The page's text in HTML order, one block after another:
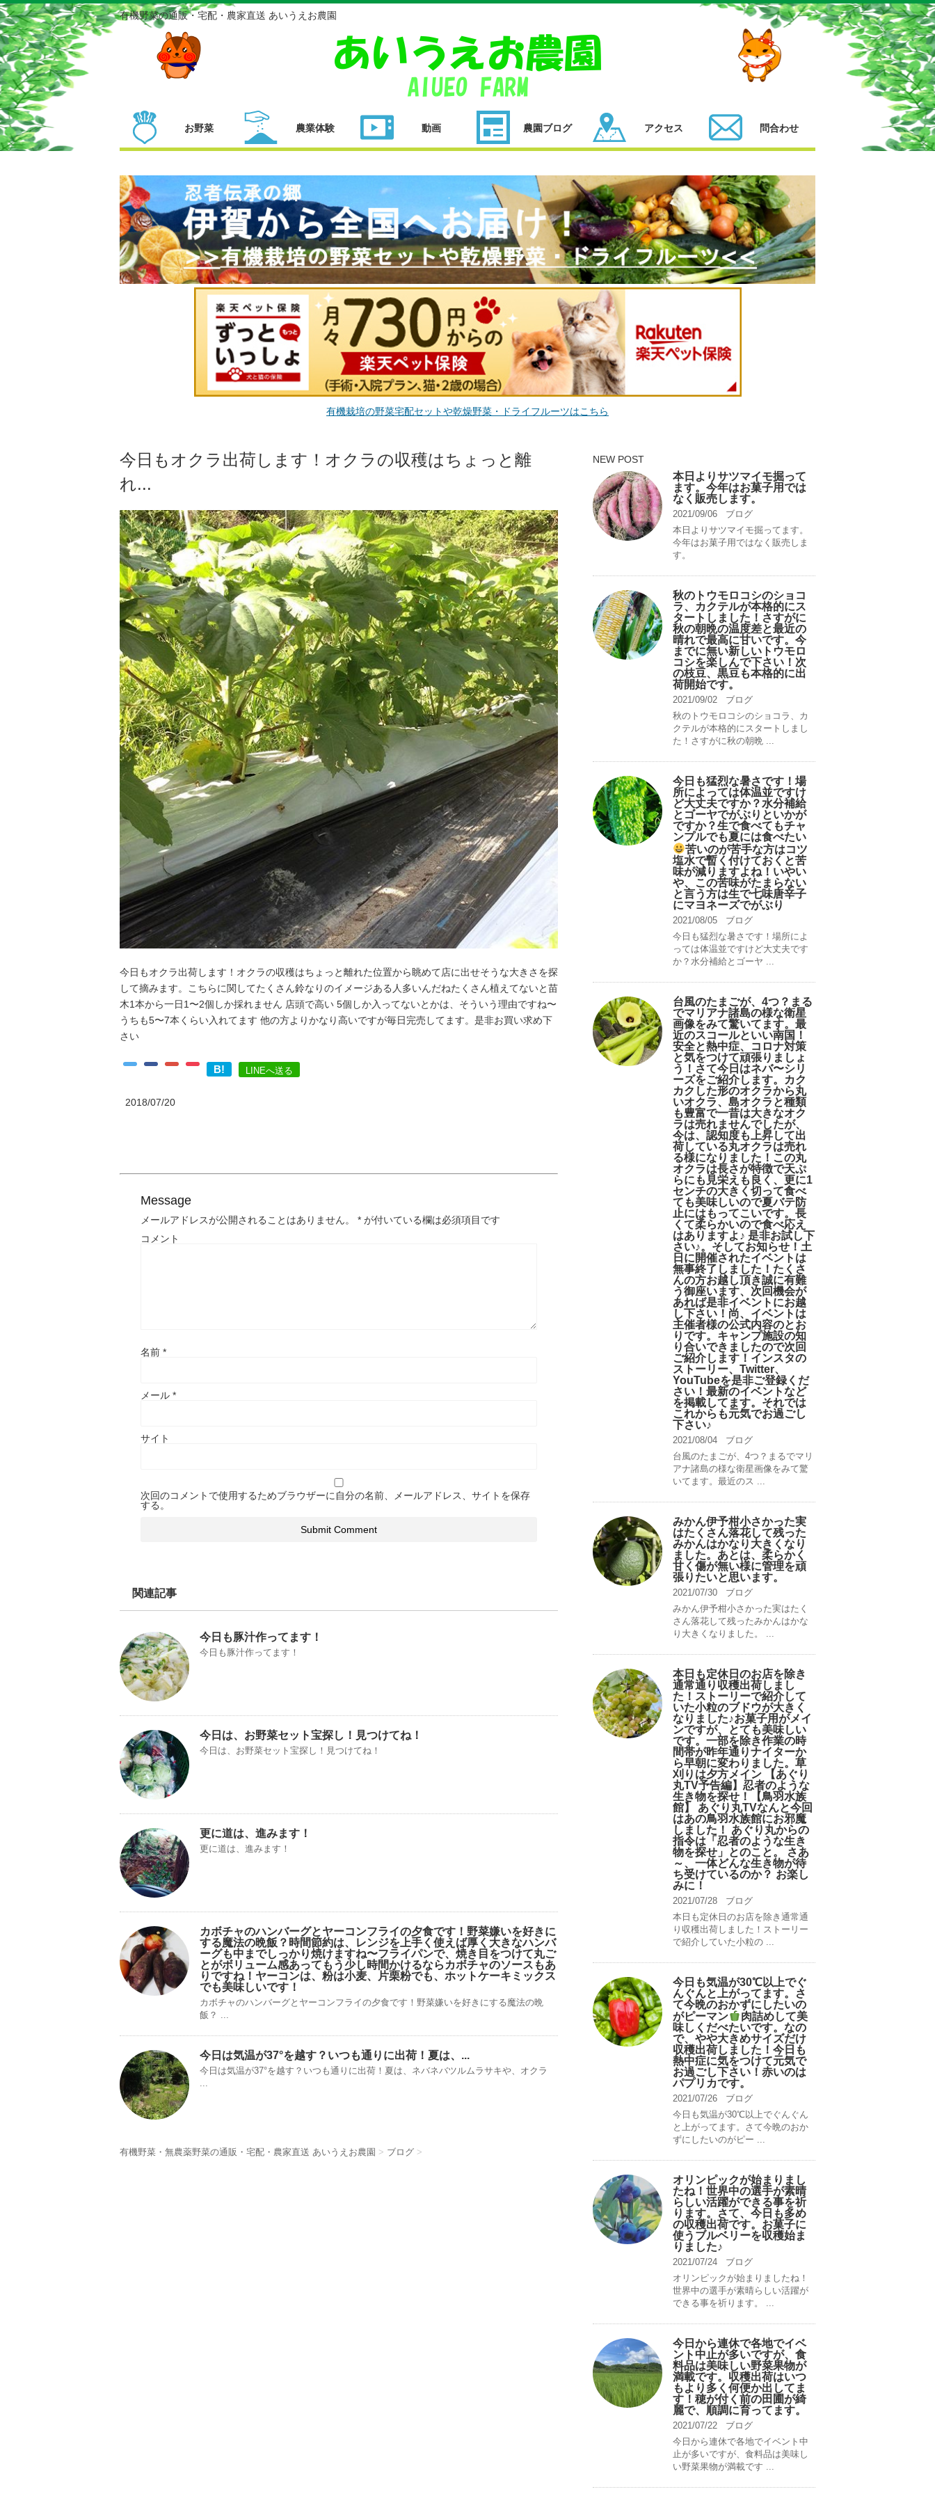
有機野菜の通販・宅配・農家直送 あいうえお農園
お野菜 農業体験 動画 農園ブログ アクセス 問合わせ
有機栽培の野菜宅配セットや乾燥野菜・ドライフルーツはこちら
今日もオクラ出荷します！オクラの収穫はちょっと離
れ...
今日もオクラ出荷します！オクラの収穫はちょっと離れた位置から眺めて店に出せそうな大きさを探
して摘みます。こちらに関してたくさん鈴なりのイメージある人多いんだねたくさん植えてないと苗
木1本から一日1〜2個しか採れません 店頭で高い 5個しか入ってないとかは、そういう理由ですね〜
うちも5〜7本くらい入れてます 他の方よりかなり高いですが毎日完売してます。是非お買い求め下
さい
B! LINEへ送る
2018/07/20
Message
メールアドレスが公開されることはありません。 * が付いている欄は必須項目です
コメント
名前 *
メール *
サイト
次回のコメントで使用するためブラウザーに自分の名前、メールアドレス、サイトを保存
する。
関連記事
今日も豚汁作ってます！
今日も豚汁作ってます！
今日は、お野菜セット宝探し！見つけてね！
今日は、お野菜セット宝探し！見つけてね！
更に道は、進みます！
更に道は、進みます！
カボチャのハンバーグとヤーコンフライの夕食です！野菜嫌いを好きに
する魔法の晩飯？時間節約は、レンジを上手く使えば厚く大きなハンバ
ーグも中までしっかり焼けますね〜フライパンで、焼き目をつけて丸ご
とがボリューム感あってもう少し時間かけるならカボチャのソースもあ
りですね！ヤーコンは、粉は小麦、片栗粉でも、ホットケーキミックス
でも美味しいです！
カボチャのハンバーグとヤーコンフライの夕食です！野菜嫌いを好きにする魔法の晩
飯？ ...
今日は気温が37°を越す？いつも通りに出荷！夏は、...
今日は気温が37°を越す？いつも通りに出荷！夏は、ネバネバツルムラサキや、オクラ
有機野菜・無農薬野菜の通販・宅配・農家直送 あいうえお農園 > ブログ >
NEW POST
本日よりサツマイモ掘って
ます。今年はお菓子用では
なく販売します。
2021/09/06
ブログ
本日よりサツマイモ掘ってます。
今年はお菓子用ではなく販売しま
す。
秋のトウモロコシのショコ
ラ、カクテルが本格的にス
タートしました！さすがに
秋の朝晩の温度差と最近の
晴れで最高に甘いです。今
までに無い新しいトウモロ
コシを楽しんで下さい！次
の枝豆、黒豆も本格的に出
荷開始です。
2021/09/02
ブログ
秋のトウモロコシのショコラ、カ
クテルが本格的にスタートしまし
た！さすがに秋の朝晩 ...
今日も猛烈な暑さです！場
所によっては体温並ですけ
ど大丈夫ですか？水分補給
とゴーヤでがぶりといかが
ですか？生で食べてもチャ
ンプルでも夏には食べたい
苦いのが苦手な方はコツ
塩水で暫く付けておくと苦
味が減りますよね！いやい
や、この苦味がたまらない
と言う方は生で七味唐辛子
にマヨネーズでがぶり
2021/08/05
ブログ
今日も猛烈な暑さです！場所によ
っては体温並ですけど大丈夫です
か？水分補給とゴーヤ ...
台風のたまごが、4つ？まる
でマリアナ諸島の様な衛星
画像をみて驚いてます。最
近のスコールといい南国！
安全と熱中症、コロナ対策
と気をつけて頑張りましょ
う！さて今日はネバ〜シリ
ーズをご紹介します。カク
カクした形のオクラから丸
いオクラ、島オクラと種類
も豊富で一昔は大きなオク
ラは売れませんでしたが、
今は、認知度も上昇して出
荷している丸オクラは売れ
る様になりました！この丸
オクラは長さが特徴で天ぷ
らにも見栄えも良く、更に1
センチの大きく切って食べ
ても美味しいので夏バテ防
止にはもってこいです。長
くて柔らかいので食べ応え
はありますよ♪ 是非お試し下
さい♪。そしてお知らせ！土
日に開催されたイベントは
無事終了しました！たくさ
んの方お越し頂き誠に有難
う御座います、次回機会が
あれば是非イベントにお越
し下さい！尚、イベントは
主催者様の公式内容のとお
りです。キャンプ️施設の知
り合いできましたので次回
ご紹介します！インスタの
ストーリー、Twitter、
YouTubeを是非ご登録くだ
さい！最新のイベントなど
を掲載してます。それでは
これからも元気でお過ごし
下さい♪
2021/08/04
ブログ
台風のたまごが、4つ？まるでマリ
アナ諸島の様な衛星画像をみて驚
いてます。最近のス ...
みかん伊予柑小さかった実
はたくさん落花して残った
みかんはかなり大きくなり
ました。あとは、柔らかく
甘く傷が無い様に管理を頑
張りたいと思います。
2021/07/30
ブログ
みかん伊予柑小さかった実はたく
さん落花して残ったみかんはかな
り大きくなりました。 ...
本日も定休日のお店を除き
通常通り収穫出荷しまし
た！ストーリーで紹介して
いた小粒のブドウが大きく
なりました♪お菓子用がメイ
ンですが、とても美味しい
です。一部を除き作業の時
間帯が昨年通りナイターか
ら早朝に変わりました。草
刈りは夕方メイン 【あぐり
丸TV予告編】忍者のような
生き物を探せ！【鳥羽水族
館】 あぐり丸TVなんと今回
はあの鳥羽水族館にお邪魔
しました！ あぐり丸からの
指令は「忍者のような生き
物を探せ」とのこと。 さあ
～、一体どんな生き物が待
ち受けているのか？ お楽し
みに！
2021/07/28
ブログ
本日も定休日のお店を除き通常通
り収穫出荷しました！ストーリー
で紹介していた小粒の ...
今日も気温が30℃以上でぐ
んぐんと上がってます。さ
て今晩のおかずにしたいの
がピーマン
肉詰めして美
味しくだべたいです。なの
で、やや大きめサイズだけ
収穫出荷しました！今日も
熱中症に気をつけて元気で
お過ごし下さい！赤いのは
パプリカです。
2021/07/26
ブログ
今日も気温が30℃以上でぐんぐん
と上がってます。さて今晩のおか
ずにしたいのがピー ...
オリンピックが始まりまし
たね！世界中の選手が素晴
らしい活躍ができる事を祈
ります。さて、今日も多め
の収穫出荷です。お菓子に
使うブルベリーを収穫始ま
りました♪
2021/07/24
ブログ
オリンピックが始まりましたね！
世界中の選手が素晴らしい活躍が
できる事を祈ります。 ...
今日から連休で各地でイベ
ント中止が多いですが、食
料品は美味しい野菜果物が
満載です。収穫出荷はいつ
もより多く何便か出してま
す！穂が付く前の田圃が綺
麗で、順調に育ってます。
2021/07/22
ブログ
今日から連休で各地でイベント中
止が多いですが、食料品は美味し
い野菜果物が満載です ...